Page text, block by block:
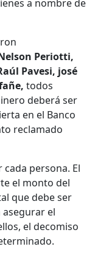
a nombre de
Periotti,
Pavesi, josé
todos
deberá ser
en el Banco
reclamado
persona. El
el monto del
que debe ser
asegurar el
el decomiso